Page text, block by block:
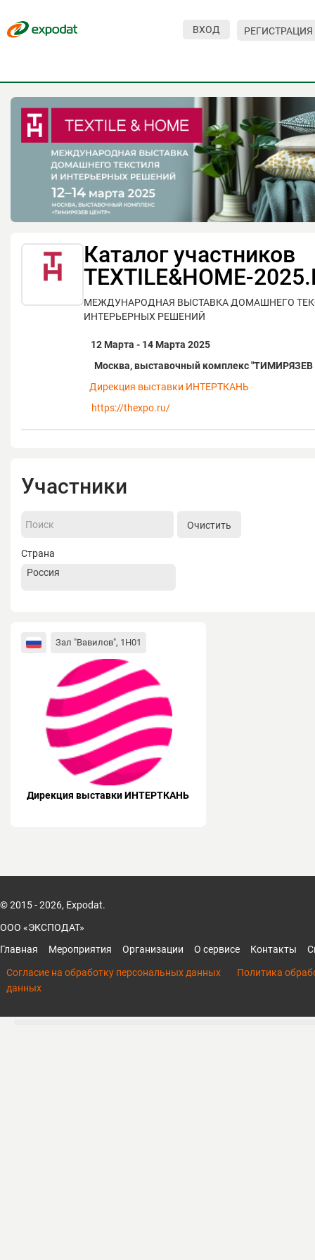
ВХОД РЕГИСТРАЦИЯ
Каталог участников
TEXTILE&HOME-
МЕЖДУНАРОДНАЯ ВЫСТАВКА ДОМАШНЕГО
ИНТЕРЬЕРНЫХ РЕШЕНИЙ
12 Марта - 14 Марта 2025
Москва, выставочный комплекс
Дирекция выставки ИНТЕРТКАНЬ
https://thexpo.ru/
Участники
Очистить
Страна
Зал "Вавилов", 1H01
Дирекция выставки ИНТЕРТКАНЬ
© 2015 - 2026, Expodat.
ООО «ЭКСПОДАТ»
Главная
Мероприятия Организации О сервисе Контакты
Согласие на обработку персональных данных
Политика
данных
О сервисе
Организациям
Контакты
Организаторам
Посетителям